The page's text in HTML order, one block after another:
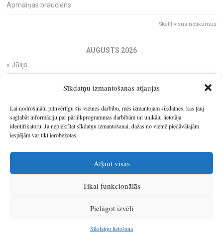
Sīkdatņu izmantošanas atļaujas
Lai nodrošinātu pilnvērtīgu šīs vietnes darbību, mēs izmantojam sīkdatnes, kas ļauj
saglabāt informāciju par pārlūkprogrammas darbībām un unikālu lietotāja
identifikatoru. Ja nepiekrītat sīkdatņu izmantošanai, dažas no vietnē piedāvātajām
iespējām var tikt ierobežotas.
Atļaut visas
Tikai funkcionālās
Pielāgot izvēli
Sīkdatņu lietošana
Apmaiņas brauciens
Skatīt visus notikumus
AUGUSTS 2026
« Jūlijs
29 30 31 1
12 14 15
17
18 19 20 21 22
23
24
25 26
31
1 2 3 4 5 6
IzstrādātājsSIA Info